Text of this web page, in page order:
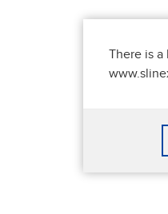
There is